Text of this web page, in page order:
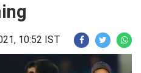
10:52 IST